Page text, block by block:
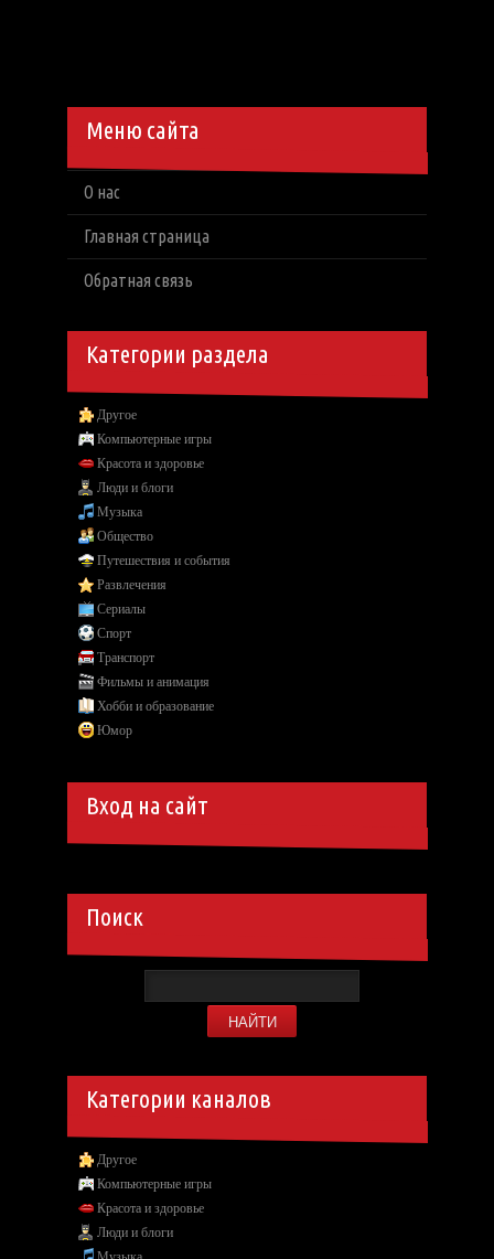
Меню сайта
О нас
Главная страница
Обратная связь
Категории раздела
Другое
Компьютерные игры
Красота и здоровье
Люди и блоги
Музыка
Общество
Путешествия и события
Развлечения
Сериалы
Спорт
Транспорт
Фильмы и анимация
Хобби и образование
Юмор
Вход на сайт
Поиск
Категории каналов
Другое
Компьютерные игры
Красота и здоровье
Люди и блоги